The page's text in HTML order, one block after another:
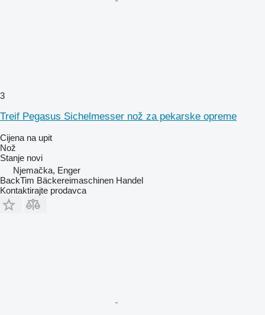
3
Treif Pegasus Sichelmesser nož za pekarske opreme
Cijena na upit
Nož
Stanje novi
Njemačka, Enger
BackTim Bäckereimaschinen Handel
Kontaktirajte prodavca